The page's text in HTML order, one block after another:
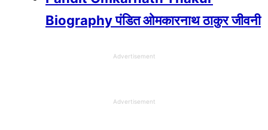
Biography पंडित ओमकारनाथ ठाकुर जीवनी
Advertisement
Advertisement